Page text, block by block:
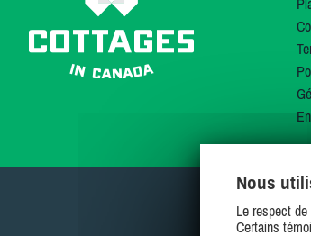
Nous
Le respect
Certains